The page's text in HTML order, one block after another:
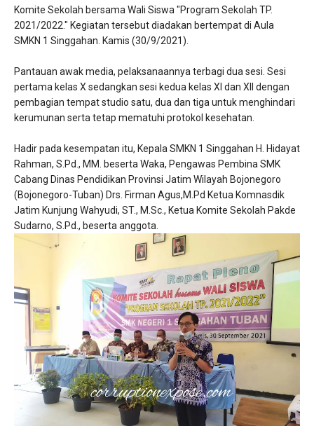
Komite Sekolah bersama Wali Siswa "Program Sekolah TP.
2021/2022." Kegiatan tersebut diadakan bertempat di Aula
SMKN 1 Singgahan. Kamis (30/9/2021).
Pantauan awak media, pelaksanaannya terbagi dua sesi. Sesi
pertama kelas X sedangkan sesi kedua kelas XI dan XII dengan
pembagian tempat studio satu, dua dan tiga untuk menghindari
kerumunan serta tetap mematuhi protokol kesehatan.
Hadir pada kesempatan itu, Kepala SMKN 1 Singgahan H. Hidayat
Rahman, S.Pd., MM. beserta Waka, Pengawas Pembina SMK
Cabang Dinas Pendidikan Provinsi Jatim Wilayah Bojonegoro
(Bojonegoro-Tuban) Drs. Firman Agus,M.Pd Ketua Komnasdik
Jatim Kunjung Wahyudi, ST., M.Sc., Ketua Komite Sekolah Pakde
Sudarno, S.Pd., beserta anggota.